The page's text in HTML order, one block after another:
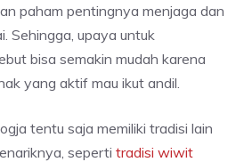
paham pentingnya menjaga dan
Sehingga, upaya untuk
bisa semakin mudah karena
yang aktif mau ikut andil.
tentu saja memiliki tradisi lain
seperti tradisi wiwit